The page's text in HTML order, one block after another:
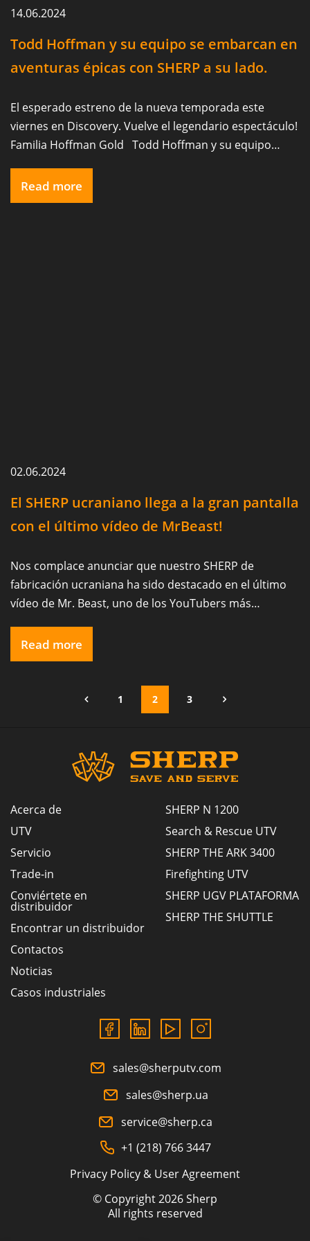
14.06.2024
Todd Hoffman y su equipo se embarcan en
aventuras épicas con SHERP a su lado.
El esperado estreno de la nueva temporada este
viernes en Discovery. Vuelve el legendario espectáculo!
Familia Hoffman Gold Todd Hoffman y su equipo
su sueño de encontrar oro antes de que el suelo se
congele, poniendo en juego su legado y su medio de
Read more
02.06.2024
El SHERP ucraniano llega a la gran pantalla
con el último vídeo de MrBeast!
Nos complace anunciar que nuestro SHERP de
fabricación ucraniana ha sido destacado en el último
vídeo de Mr. Beast, uno de los YouTubers más
excepcional diseño y la precisión artesanal de nuestro
SHERP, demostrando sus robustas capacidades en
Read more
1 2 3
Acerca de
UTV
Servicio
Trade-in
Conviértete en
distribuidor
Encontrar un distribuidor
Contactos
Noticias
Casos industriales
SHERP N 1200
Search & Rescue UTV
SHERP THE ARK 3400
Firefighting UTV
SHERP UGV PLATAFORMA
SHERP THE SHUTTLE
sales@sherputv.com
sales@sherp.ua
service@sherp.ca
+1 (218) 766 3447
Privacy Policy & User Agreement
© Copyright 2026 Sherp
All rights reserved